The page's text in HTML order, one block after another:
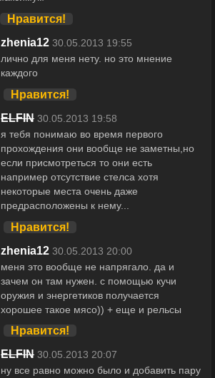
Нравится!
zhenia12 30.05.2013 19:55
лично для меня нету. но это мнение
каждого
Нравится!
ELFIN 30.05.2013 19:58
я тебя понимаю во время первого
прохождения они вообще не заметны,но
если присмотреться то они есть
например отсутствие стелса хотя
некоторые места очень даже
предрасположены к нему...
Нравится!
zhenia12 30.05.2013 20:00
меня это вообще не напрягало. да и
зачем он там нужен. с помощью кучи
оружия и энергетиков получается
хорошее такое мясо)) + еще и рельсы
Нравится!
ELFIN 30.05.2013 20:07
ну все равно можно было и добавить пару